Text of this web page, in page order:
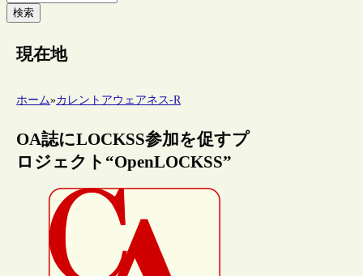
検索
現在地
ホーム»カレントアウェアネス-R
OA誌にLOCKSS参加を促すプ
ロジェクト“OpenLOCKSS”